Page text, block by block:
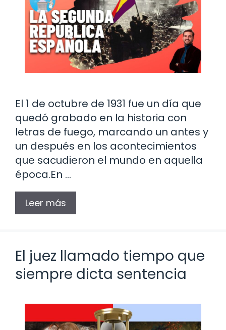
El 1 de octubre de 1931 fue un día que
quedó grabado en la historia con
letras de fuego, marcando un antes y
un después en los acontecimientos
que sacudieron el mundo en aquella
época.En …
Leer más
El juez llamado tiempo que
siempre dicta sentencia